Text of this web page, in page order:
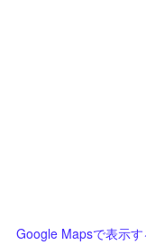
Google Mapsで表示す